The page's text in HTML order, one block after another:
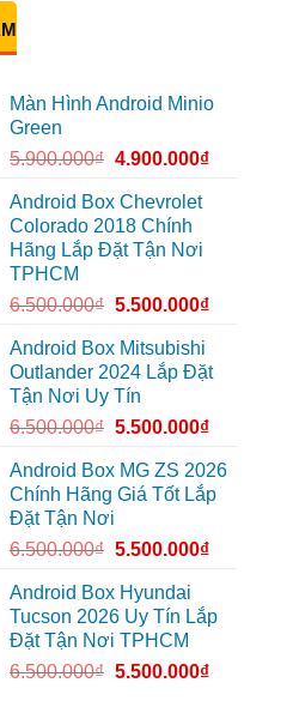
Thủ
Đức
cần
ánh
sáng
hơn
bình
Camera
hành
trình
XL7
Quận
mọi
Màn Hình Android Minio
Green
5.900.000₫ 4.900.000₫
Android Box Chevrolet
Colorado 2018 Chính
Hãng Lắp Đặt Tận Nơi
TPHCM
6.500.000₫ 5.500.000₫
Android Box Mitsubishi
Outlander 2024 Lắp Đặt
Tận Nơi Uy Tín
6.500.000₫ 5.500.000₫
Android Box MG ZS 2026
Chính Hãng Giá Tốt Lắp
Đặt Tận Nơi
6.500.000₫ 5.500.000₫
Android Box Hyundai
Tucson 2026 Uy Tín Lắp
Đặt Tận Nơi TPHCM
6.500.000₫ 5.500.000₫